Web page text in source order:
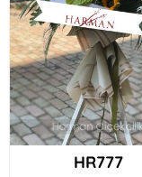
HR777